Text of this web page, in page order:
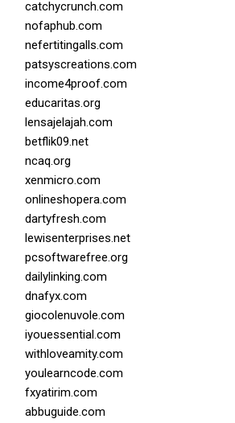
catchycrunch.com
nofaphub.com
nefertitingalls.com
patsyscreations.com
income4proof.com
educaritas.org
lensajelajah.com
betflik09.net
ncaq.org
xenmicro.com
onlineshopera.com
dartyfresh.com
lewisenterprises.net
pcsoftwarefree.org
dailylinking.com
dnafyx.com
giocolenuvole.com
iyouessential.com
withloveamity.com
youlearncode.com
fxyatirim.com
abbuguide.com